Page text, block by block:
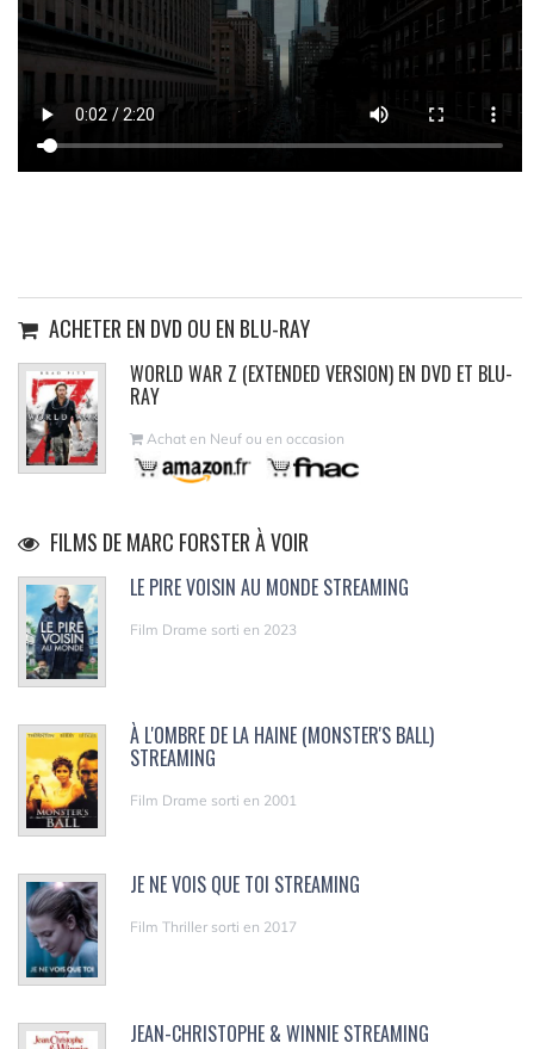
ACHETER EN DVD OU EN BLU-RAY
WORLD WAR Z (EXTENDED VERSION) EN DVD ET BLU-
RAY
Achat en Neuf ou en occasion
FILMS DE MARC FORSTER À VOIR
LE PIRE VOISIN AU MONDE STREAMING
Film Drame sorti en 2023
À L'OMBRE DE LA HAINE (MONSTER'S BALL)
STREAMING
Film Drame sorti en 2001
JE NE VOIS QUE TOI STREAMING
Film Thriller sorti en 2017
JEAN-CHRISTOPHE & WINNIE STREAMING